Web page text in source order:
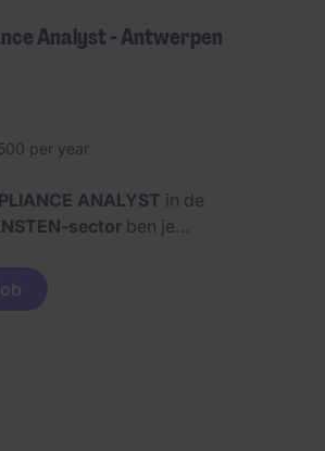
Analyst - Antwerpen
per year
ANALYST in de
sector ben je
naleven van regelgeving binnen
zorgt ervoor dat alle processen